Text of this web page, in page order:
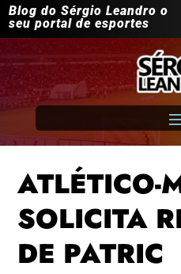
Blog do Sérgio Leandro o
seu portal de esportes
ATLÉTICO-
SOLICITA
DE PATRIC